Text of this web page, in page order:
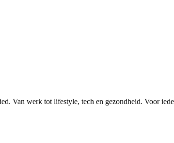
Van werk tot lifestyle, tech en gezondheid. Voor